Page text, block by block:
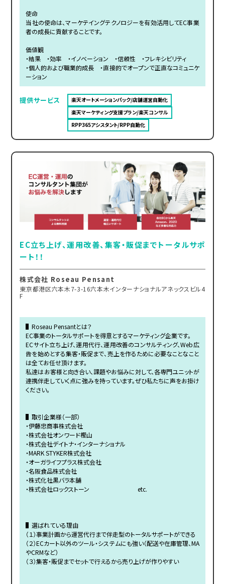
使命
当社の使命は、マーケテイングテクノロジーを有効活用してEC事業
者の成長に貢献することです。
価値観
・結果 ・効率 ・イノベーション ・信頼性 ・フレキシビリティ
・個人的および職業的成長 ・直接的でオープンで正直なコミュニケ
ーション
提供サービス
楽天オートメーションパック/店舗運営自動化
楽天マーケティング支援プラン/楽天コンサル
RPP365アシスタント/RPP自動化
EC立ち上げ、運用改善、集客・販促までトータルサポ
ート！！
株式会社 Roseau Pensant
東京都港区六本木7-3-16六本木インターナショナルアネックスビル4
F
▌Roseau Pensantとは？
EC事業のトータルサポートを得意とするマーケティング企業です。
ECサイト立ち上げ、運用代行、運用改善のコンサルティング、Web広
告を始めとする集客・販促まで、売上を作るために必要なことなこと
は全てお任せ頂けます。
私達はお客様と向き合い、課題やお悩みに対して、各専門ユニットが
連携伴走していく点に強みを持っています。ぜひ私たちに声をお掛け
ください。
▌取引企業様（一部）
・伊藤忠商事株式会社
・株式会社オンワード樫山
・株式会社デイトナ・インターナショナル
・MARK STYKER株式会社
・オーガライフプラス株式会社
・名阪食品株式会社
・株式化社黒バラ本舗
・株式会社ロックストーン etc.
▌選ばれている理由
（１）事業計画から運営代行まで伴走型のトータルサポートができる
（２）ECカート以外のツール・システムにも強い（配送や在庫管理、MA
やCRMなど）
（３）集客・販促までセットで行えるから売り上げが作りやすい